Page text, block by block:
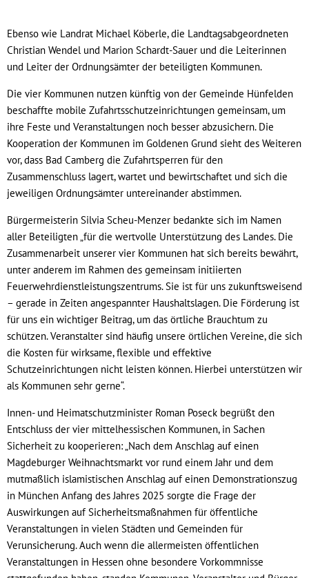
Ebenso wie Landrat Michael Köberle, die Landtagsabgeordneten
Christian Wendel und Marion Schardt-Sauer und die Leiterinnen
und Leiter der Ordnungsämter der beteiligten Kommunen.
Die vier Kommunen nutzen künftig von der Gemeinde Hünfelden
beschaffte mobile Zufahrtsschutzeinrichtungen gemeinsam, um
ihre Feste und Veranstaltungen noch besser abzusichern. Die
Kooperation der Kommunen im Goldenen Grund sieht des Weiteren
vor, dass Bad Camberg die Zufahrtsperren für den
Zusammenschluss lagert, wartet und bewirtschaftet und sich die
jeweiligen Ordnungsämter untereinander abstimmen.
Bürgermeisterin Silvia Scheu-Menzer bedankte sich im Namen
aller Beteiligten „für die wertvolle Unterstützung des Landes. Die
Zusammenarbeit unserer vier Kommunen hat sich bereits bewährt,
unter anderem im Rahmen des gemeinsam initiierten
Feuerwehrdienstleistungszentrums. Sie ist für uns zukunftsweisend
– gerade in Zeiten angespannter Haushaltslagen. Die Förderung ist
für uns ein wichtiger Beitrag, um das örtliche Brauchtum zu
schützen. Veranstalter sind häufig unsere örtlichen Vereine, die sich
die Kosten für wirksame, flexible und effektive
Schutzeinrichtungen nicht leisten können. Hierbei unterstützen wir
als Kommunen sehr gerne“.
Innen- und Heimatschutzminister Roman Poseck begrüßt den
Entschluss der vier mittelhessischen Kommunen, in Sachen
Sicherheit zu kooperieren: „Nach dem Anschlag auf einen
Magdeburger Weihnachtsmarkt vor rund einem Jahr und dem
mutmaßlich islamistischen Anschlag auf einen Demonstrationszug
in München Anfang des Jahres 2025 sorgte die Frage der
Auswirkungen auf Sicherheitsmaßnahmen für öffentliche
Veranstaltungen in vielen Städten und Gemeinden für
Verunsicherung. Auch wenn die allermeisten öffentlichen
Veranstaltungen in Hessen ohne besondere Vorkommnisse